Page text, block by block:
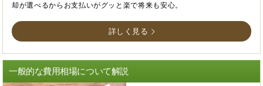
却が選べるからお支払いがグッと楽で将来も安心。
詳しく見る
一般的な費用相場について解説